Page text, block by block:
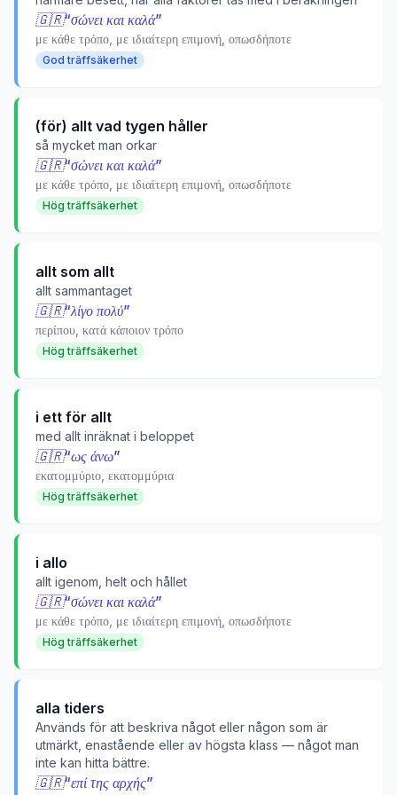
🇬🇷“σώνει και καλά”
με κάθε τρόπο, με ιδιαίτερη επιμονή, οπωσδήποτε
God träffsäkerhet
(för) allt vad tygen håller
så mycket man orkar
🇬🇷“σώνει και καλά”
με κάθε τρόπο, με ιδιαίτερη επιμονή, οπωσδήποτε
Hög träffsäkerhet
allt som allt
allt sammantaget
🇬🇷“λίγο πολύ”
περίπου, κατά κάποιον τρόπο
Hög träffsäkerhet
i ett för allt
med allt inräknat i beloppet
🇬🇷“ως άνω”
εκατομμύριο, εκατομμύρια
Hög träffsäkerhet
i allo
allt igenom, helt och hållet
🇬🇷“σώνει και καλά”
με κάθε τρόπο, με ιδιαίτερη επιμονή, οπωσδήποτε
Hög träffsäkerhet
alla tiders
Används för att beskriva något eller någon som är
utmärkt, enastående eller av högsta klass — något man
inte kan hitta bättre.
🇬🇷“επί της αρχής”